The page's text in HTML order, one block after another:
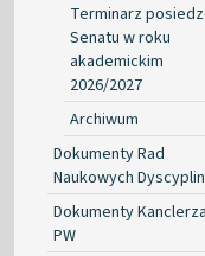
Terminarz
Senatu w roku
akademickim
2026/2027
Archiwum
Dokumenty Rad
Naukowych Dyscyplin
Dokumenty
PW